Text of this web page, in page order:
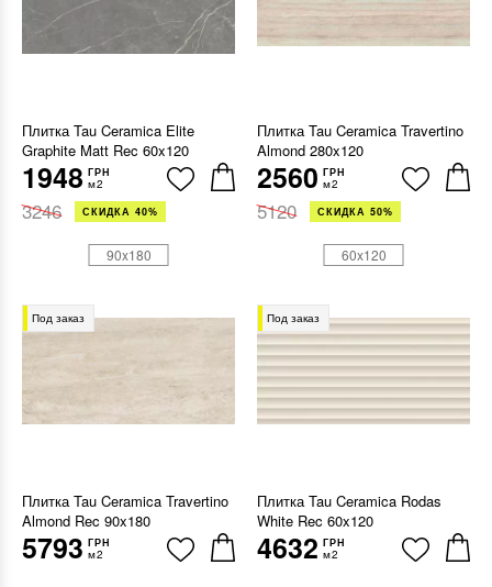
Плитка Tau Ceramica Elite
Graphite Matt Rec 60x120
1948 ГРН
м2
3246 СКИДКА 40%
Плитка Tau Ceramica Travertino
Almond 280x120
2560 ГРН
м2
5120 СКИДКА 50%
Под заказ
Плитка Tau Ceramica Travertino
Almond Rec 90x180
5793 ГРН
м2
90x180
Под заказ
Плитка Tau Ceramica Rodas
White Rec 60x120
4632 ГРН
м2
60x120